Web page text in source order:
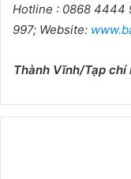
Hotline : 0868 4444
997; Website:
Thành Vĩnh/Tạp chí